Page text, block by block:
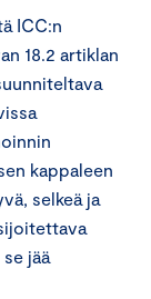
ICC:n
18.2 artiklan
kappaleen
selkeä ja
jää